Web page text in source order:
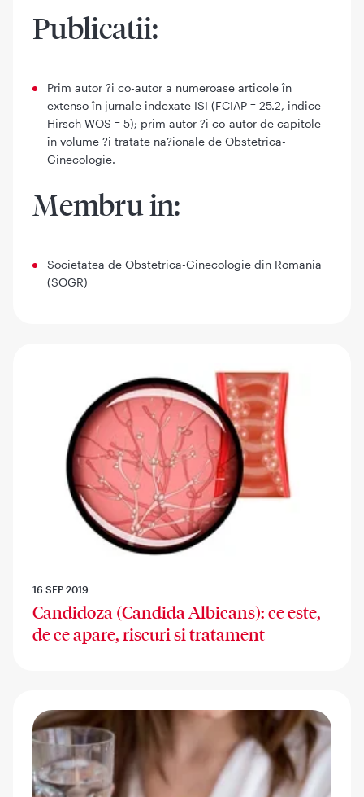
Publicatii:
Prim autor ?i co-autor a numeroase articole în
extenso în jurnale indexate ISI (FCIAP = 25.2, indice
Hirsch WOS = 5); prim autor ?i co-autor de capitole
în volume ?i tratate na?ionale de Obstetrica-
Ginecologie.
Membru in:
Societatea de Obstetrica-Ginecologie din Romania
(SOGR)
16 SEP 2019
Candidoza (Candida Albicans): ce este,
de ce apare, riscuri si tratament